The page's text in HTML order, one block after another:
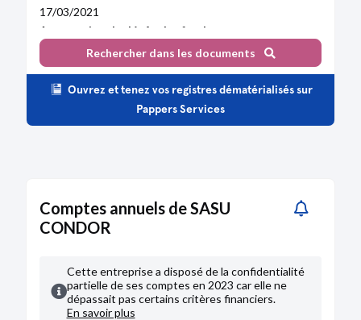
Attestation de dépôt des fonds
Constitution d'une société commerciale par
création
Constitution d'une société commerciale par
création
Liste des souscripteurs
Constitution d'une société commerciale par
création
Constitution d'une société commerciale par
création
17/03/2021
Rechercher dans les documents
Ouvrez et tenez vos registres dématérialisés sur
Pappers Services
Comptes annuels de SASU
CONDOR
Cette entreprise a disposé de la confidentialité
partielle de ses comptes en 2023 car elle ne
dépassait pas certains critères financiers.
En savoir plus